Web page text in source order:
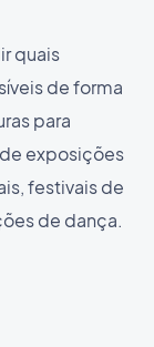
quais
de forma
para
exposições
festivais de
de dança.